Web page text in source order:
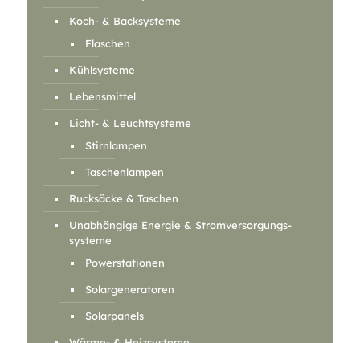
Koch- & Backsysteme
Flaschen
Kühlsysteme
Lebensmittel
Licht- & Leuchtsysteme
Stirnlampen
Taschenlampen
Rucksäcke & Taschen
Unabhängige Energie & Stromversorgungs-
systeme
Powerstationen
Solargeneratoren
Solarpanels